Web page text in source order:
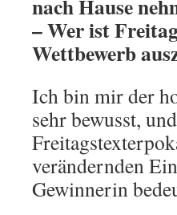
nach Hause
– Wer ist
Wettbewerb
Ich bin mir der
sehr bewusst,
verändernden
Gewinnerin